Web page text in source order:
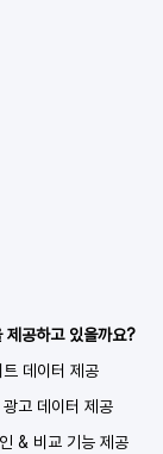
공하고 있을까요?
데이터 제공
고 데이터 제공
& 비교 기능 제공